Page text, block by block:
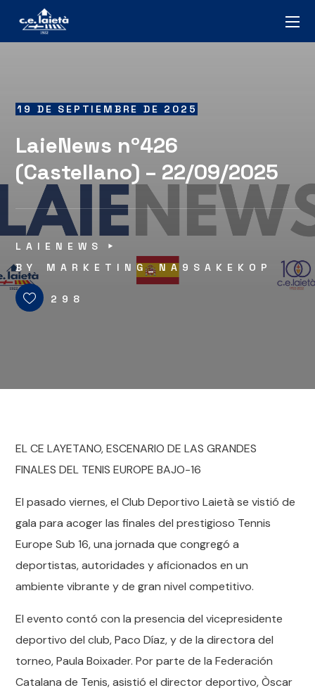
19 DE SEPTIEMBRE DE 2025
LaieNews nº426
(Castellano) – 22/09/2025
LAIENEWS
BY
MARKETING_NA9SAKEKOP
298
EL CE LAYETANO, ESCENARIO DE LAS GRANDES
FINALES DEL TENIS EUROPE BAJO-16
El pasado viernes, el Club Deportivo Laietà se vistió de
gala para acoger las finales del prestigioso Tennis
Europe Sub 16, una jornada que congregó a
deportistas, autoridades y aficionados en un
ambiente vibrante y de gran nivel competitivo.
El evento contó con la presencia del vicepresidente
deportivo del club, Paco Díaz, y de la directora del
torneo, Paula Boixader. Por parte de la Federación
Catalana de Tenis, asistió el director deportivo, Òscar